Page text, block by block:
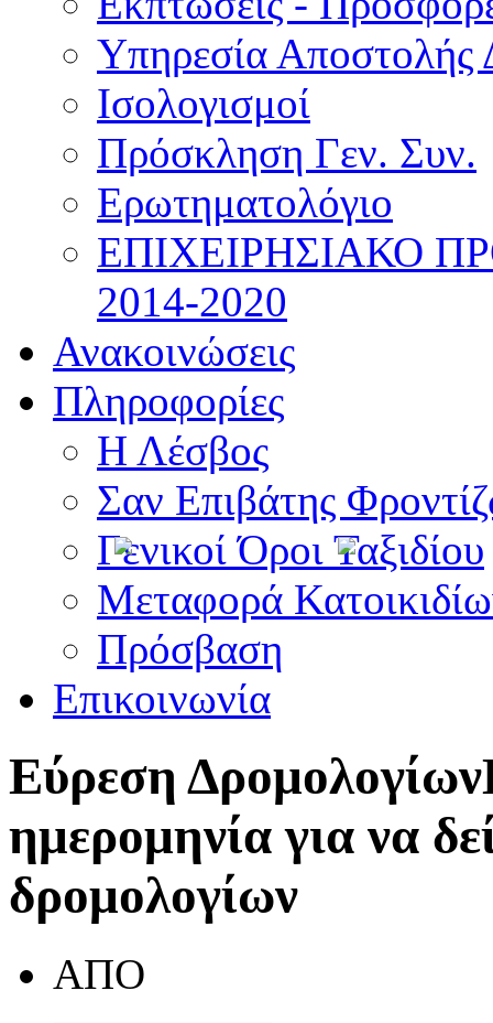
Υπηρεσία Αποστολής
Ισολογισμοί
Πρόσκληση Γεν. Συν.
Ερωτηματολόγιο
ΕΠΙΧΕΙΡΗΣΙΑΚΟ
2014-2020
Ανακοινώσεις
Πληροφορίες
Η Λέσβος
Σαν Επιβάτης
Γενικοί Όροι Ταξιδίου
Μεταφορά
Πρόσβαση
Επικοινωνία
Εύρεση Δρομολογίων
ημερομηνία για να
δρομολογίων
ΑΠΟ